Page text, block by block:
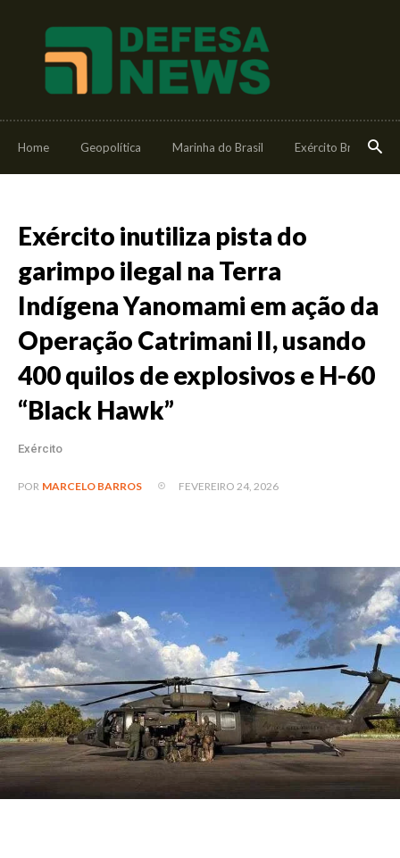
Home Geopolítica Marinha do Brasil Exército Brasileiro
Exército inutiliza pista do
garimpo ilegal na Terra
Indígena Yanomami em ação da
Operação Catrimani II, usando
400 quilos de explosivos e H-60
“Black Hawk”
Exército
POR MARCELO BARROS FEVEREIRO 24, 2026